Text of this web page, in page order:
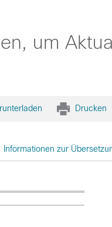
um
Drucken
Informationen zur